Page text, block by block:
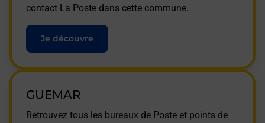
contact La Poste dans cette commune.
Je découvre
GUEMAR
Retrouvez tous les bureaux de Poste et points de